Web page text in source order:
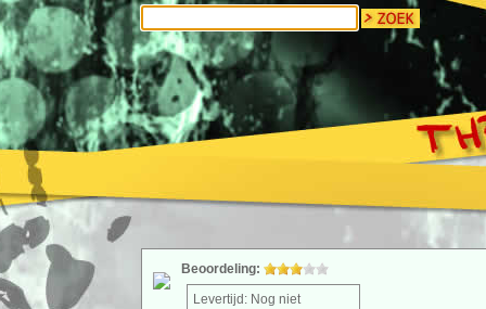
Beoordeling:
Levertijd: Nog niet